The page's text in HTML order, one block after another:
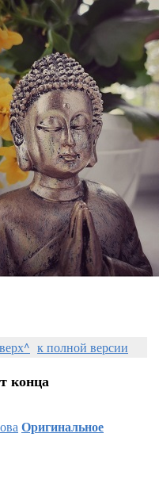
к полной версии
конца
Оригинальное